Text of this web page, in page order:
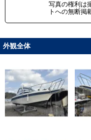
写真の権利は
トへの無断掲
外観全体